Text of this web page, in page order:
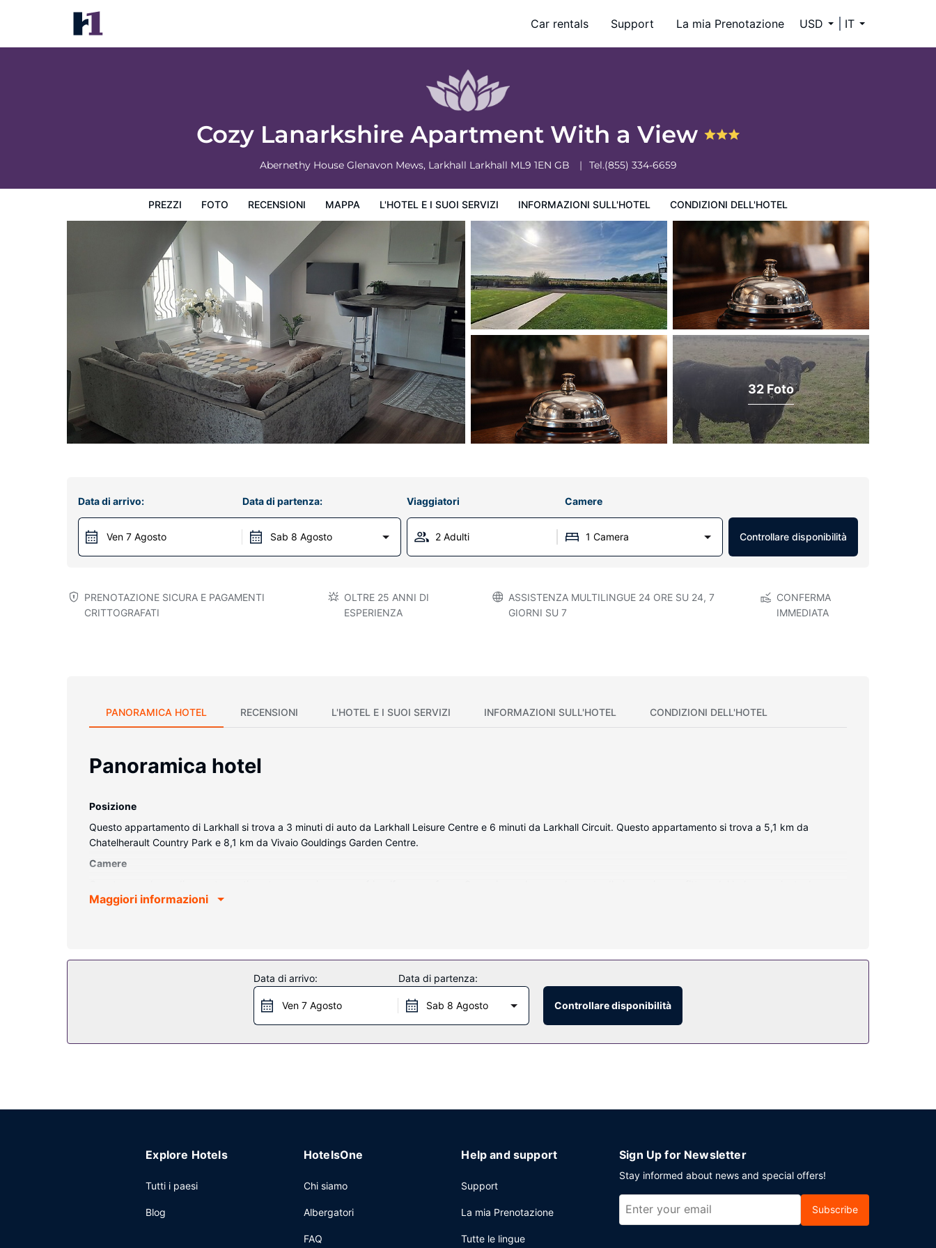
Car rentals Support La mia Prenotazione USD IT
Cozy Lanarkshire Apartment With a View
Abernethy House Glenavon Mews, Larkhall Larkhall ML9 1EN GB Tel.(855) 334-6659
PREZZI FOTO RECENSIONI MAPPA L'HOTEL E I SUOI SERVIZI INFORMAZIONI SULL'HOTEL CONDIZIONI DELL'HOTEL
Cozy Lanarkshire Apartment With a View
Prezzi Condizioni dell'hotel
32 Foto
Data di arrivo:
Ven 7 Agosto
Data di partenza:
Sab 8 Agosto
Viaggiatori Camere
2 Adulti 1 Camera Controllare disponibilità
PRENOTAZIONE SICURA E PAGAMENTI
CRITTOGRAFATI
OLTRE 25 ANNI DI
ESPERIENZA
ASSISTENZA MULTILINGUE 24 ORE SU 24, 7
GIORNI SU 7
CONFERMA
IMMEDIATA
PANORAMICA HOTEL RECENSIONI L'HOTEL E I SUOI SERVIZI INFORMAZIONI SULL'HOTEL CONDIZIONI DELL'HOTEL
Panoramica hotel
Posizione
Questo appartamento di Larkhall si trova a 3 minuti di auto da Larkhall Leisure Centre e 6 minuti da Larkhall Circuit. Questo appartamento si trova a 5,1 km da
Chatelherault Country Park e 8,1 km da Vivaio Gouldings Garden Centre.
Camere
camera potrai usufruire di il Wi-Fi gratuito. A tua disposizione avrai anche un microonde e un bollitore elettrico.
Maggiori informazioni
Data di arrivo:
Ven 7 Agosto
Data di partenza:
Sab 8 Agosto Controllare disponibilità
Explore Hotels
Tutti i paesi
Blog
HotelsOne
Chi siamo
Albergatori
FAQ
Help and support
Support
La mia Prenotazione
Tutte le lingue
Sign Up for Newsletter
Stay informed about news and special offers!
Subscribe